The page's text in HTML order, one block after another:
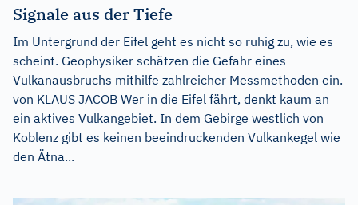
Signale aus der Tiefe
Im Untergrund der Eifel geht es nicht so ruhig zu, wie es
scheint. Geophysiker schätzen die Gefahr eines
Vulkanausbruchs mithilfe zahlreicher Messmethoden ein.
von KLAUS JACOB Wer in die Eifel fährt, denkt kaum an
ein aktives Vulkangebiet. In dem Gebirge westlich von
Koblenz gibt es keinen beeindruckenden Vulkankegel wie
den Ätna...